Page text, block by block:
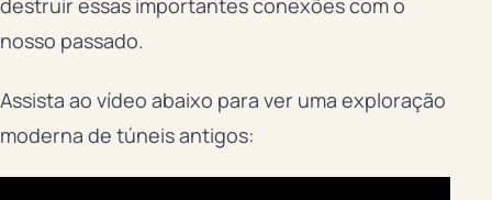
nosso passado.
Assista ao vídeo abaixo para ver uma exploração
moderna de túneis antigos: